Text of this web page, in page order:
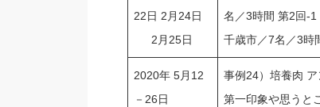
22日 2月24日
2月25日
名／3時間 第2回-1
千歳市／7名／3時
2020年 5月12
－26日
事例24）培養肉
第一印象や思うと